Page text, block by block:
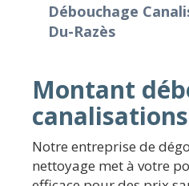
Débouchage
Du-Razès
Montant
Notre entreprise de
nettoyage met à votre